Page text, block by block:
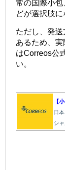
常の国際小
どが選択肢に
ただし、発
あるため、
はCorreos公
い。
【
日
シ